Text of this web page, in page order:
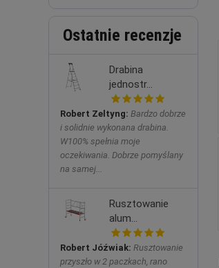
Ostatnie recenzje
Drabina
jednostr...
Robert Zeltyng: Bardzo dobrze
i solidnie wykonana drabina.
W100% spełnia moje
oczekiwania. Dobrze pomyślany
na samej...
Rusztowanie
alum...
Robert Jóźwiak: Rusztowanie
przyszło w 2 paczkach, rano